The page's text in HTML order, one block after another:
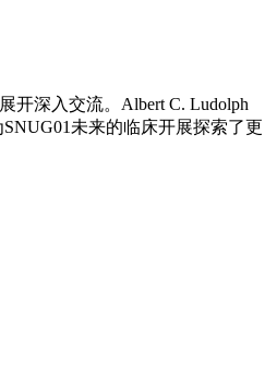
开深入交流。Albert C. Ludolph
未来的临床开展探索了更